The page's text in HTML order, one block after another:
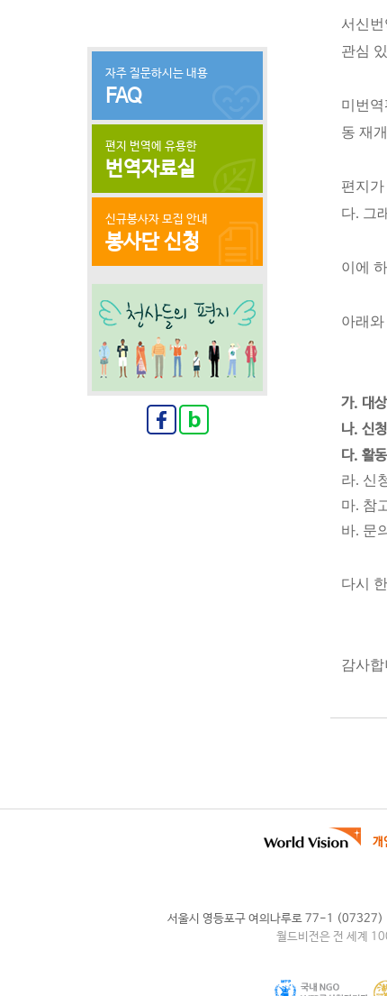
자주 질문하시는 내용
FAQ
편지 번역에 유용한
번역자료실
신규봉사자 모집 안내
봉사단 신청
서신
관심
미번
동 재
편지
다. 그
이에
아래
가. 대
나. 신
다. 활
라. 신
마. 참
바. 문
다시
감사
개
서울시 영등포구 여의나루로 77-1 (07327)
월드비전은 전 세계